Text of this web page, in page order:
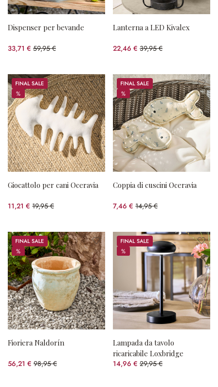
Dispenser per bevande
33,71 € 59,95 €
(risparmio 43.77%)
Lanterna a LED Kivalex
22,46 € 39,95 €
(risparmio 43.78%)
Sale
%
%
Giocattolo per cani Oceravia
11,21 € 19,95 €
(risparmio 43.81%)
Sale
%
%
Coppia di cuscini Oceravia
7,46 € 14,95 €
(risparmio 50.1%)
Sale
%
%
Fioriera Naldorín
56,21 € 98,95 €
(risparmio 43.19%)
Sale
%
%
Lampada da tavolo
ricaricabile Loxbridge
14,96 € 29,95 €
(risparmio 50.05%)